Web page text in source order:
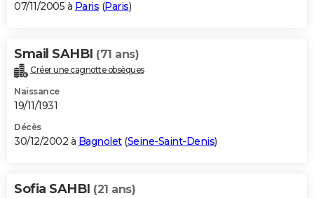
07/11/2005 à Paris (Paris)
Smail SAHBI (71 ans)
Créer une cagnotte obsèques
Naissance
19/11/1931
Décès
30/12/2002 à Bagnolet(Seine-Saint-Denis)
Sofia SAHBI (21 ans)